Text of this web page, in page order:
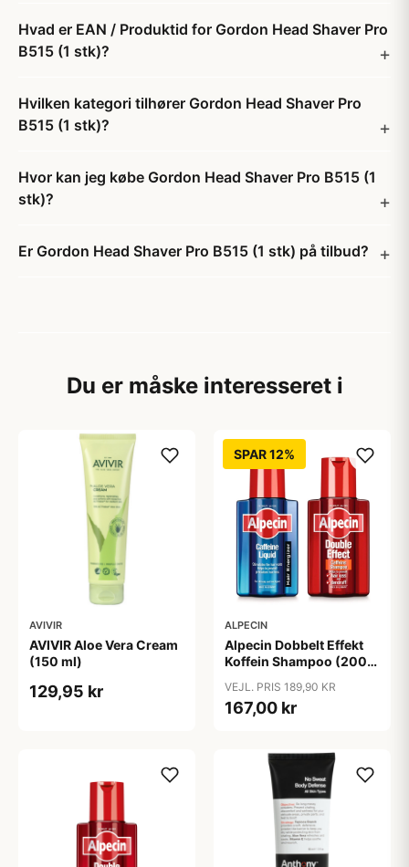
Hvad er EAN / Produktid for Gordon Head Shaver Pro
B515 (1 stk)?
Hvilken kategori tilhører Gordon Head Shaver Pro
B515 (1 stk)?
Hvor kan jeg købe Gordon Head Shaver Pro B515 (1
stk)?
Er Gordon Head Shaver Pro B515 (1 stk) på tilbud?
Du er måske interesseret i
AVIVIR
AVIVIR Aloe Vera Cream
(150 ml)
129,95 kr
SPAR 12%
ALPECIN
Alpecin Dobbelt Effekt
Koffein Shampoo (200
Liquid (200 ml)
VEJL. PRIS 189,90 KR
167,00 kr